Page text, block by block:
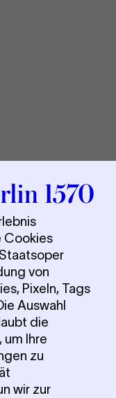
Cookies
von
Pixeln, Tags
Auswahl
die
Ihre
zu
wir zur